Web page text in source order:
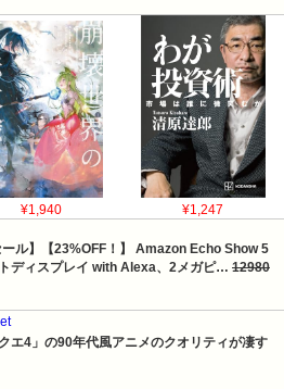
¥1,940 ¥1,247
ル】【23%OFF！】 Amazon Echo Show 5
ディスプレイ with Alexa、2メガピ… 12980
エ4」の90年代風アニメのクオリティが凄す